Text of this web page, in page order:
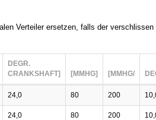
Verteiler ersetzen, falls der
DEGR.
CRANKSHAFT]
[MMHG] [MMHG/
24,0 80 200
24,0 80 200